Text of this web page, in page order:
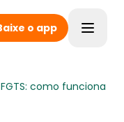
o app
como funciona